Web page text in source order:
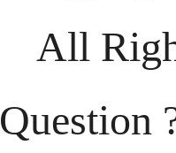
All
Question